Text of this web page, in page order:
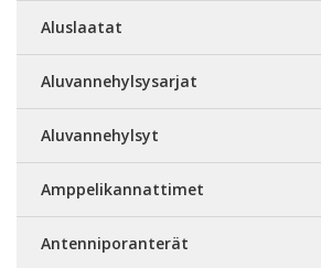
Aluslaatat
Aluvannehylsysarjat
Aluvannehylsyt
Amppelikannattimet
Antenniporanterät